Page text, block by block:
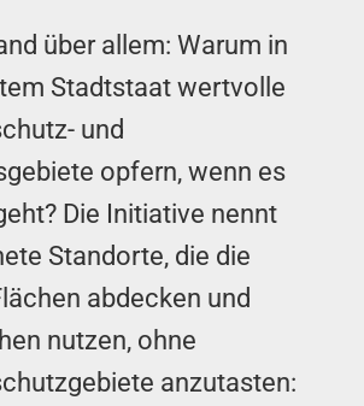
über allem: Warum in
Stadtstaat wertvolle
und
opfern, wenn es
Die Initiative nennt
Standorte, die die
abdecken und
nutzen, ohne
anzutasten: